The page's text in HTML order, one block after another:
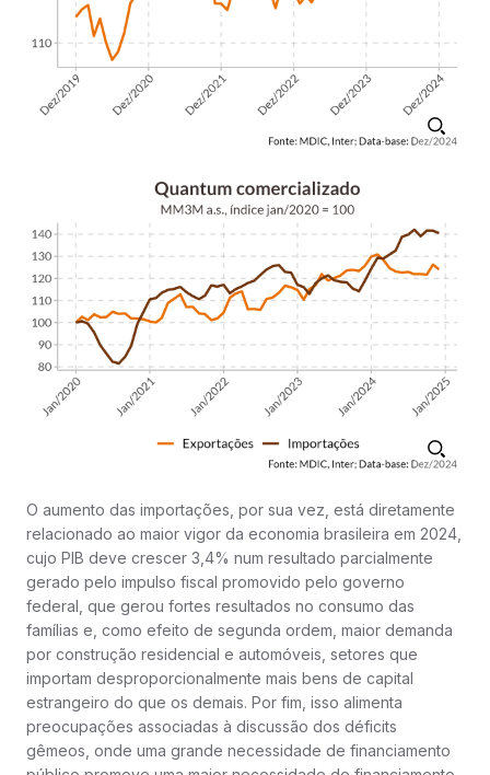
O aumento das importações, por sua vez, está diretamente
relacionado ao maior vigor da economia brasileira em 2024,
cujo PIB deve crescer 3,4% num resultado parcialmente
gerado pelo impulso fiscal promovido pelo governo
federal, que gerou fortes resultados no consumo das
famílias e, como efeito de segunda ordem, maior demanda
por construção residencial e automóveis, setores que
importam desproporcionalmente mais bens de capital
estrangeiro do que os demais. Por fim, isso alimenta
preocupações associadas à discussão dos déficits
gêmeos, onde uma grande necessidade de financiamento